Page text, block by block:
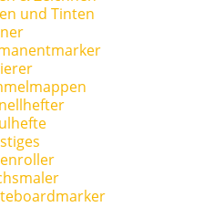
und Tinten